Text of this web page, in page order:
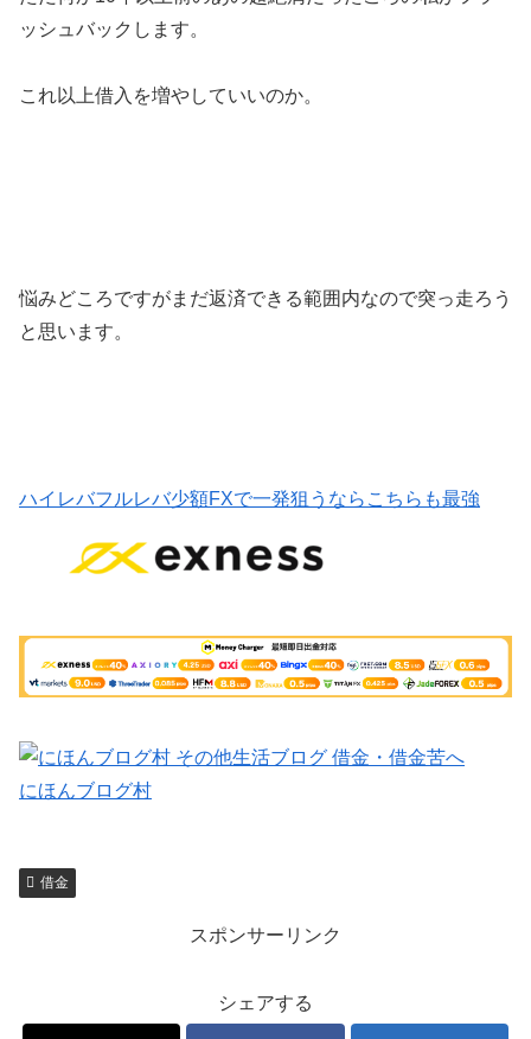
ッシュバックします。
これ以上借入を増やしていいのか。
悩みどころですがまだ返済できる範囲内なので突っ走ろう
と思います。
ハイレバフルレバ少額FXで一発狙うならこちらも最強
にほんブログ村
借金
スポンサーリンク
シェアする